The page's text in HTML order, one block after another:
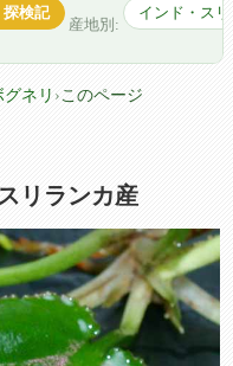
探検記
産地別:
インド・ス
ネリ › このページ
リランカ産